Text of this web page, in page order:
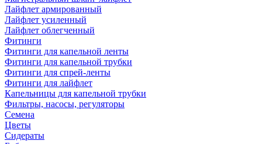
Лайфлет армированный
Лайфлет усиленный
Лайфлет облегченный
Фитинги
Фитинги для капельной ленты
Фитинги для капельной трубки
Фитинги для спрей-ленты
Фитинги для лайфлет
Капельницы для капельной трубки
Фильтры, насосы, регуляторы
Семена
Цветы
Сидераты